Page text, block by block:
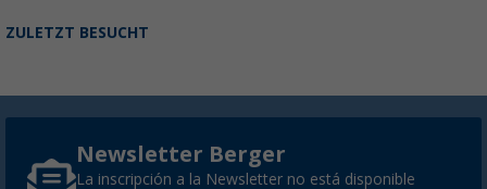
ZULETZT BESUCHT
Newsletter Berger
La inscripción a la Newsletter no está disponible